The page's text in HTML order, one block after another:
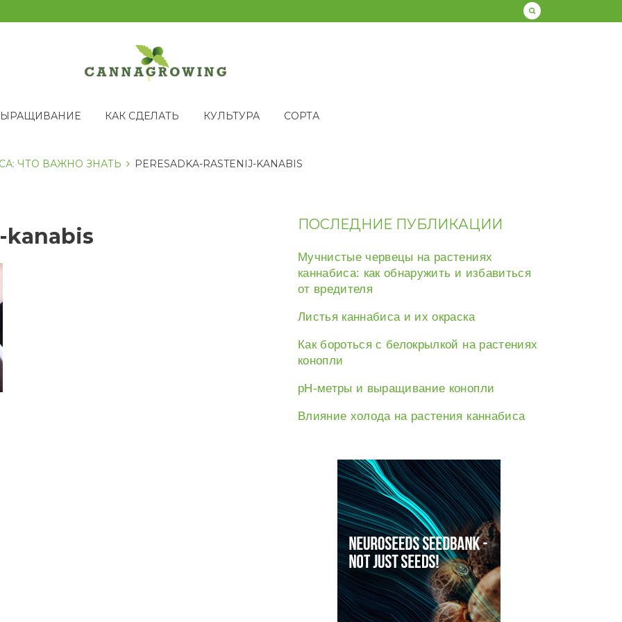
КАК СДЕЛАТЬ КУЛЬТУРА СОРТА
ЧТО ВАЖНО ЗНАТЬ PERESADKA-RASTENIJ-KANABIS
kanabis ПОСЛЕДНИЕ ПУБЛИКАЦИИ
Мучнистые червецы на растениях
каннабиса: как обнаружить и избавиться
от вредителя
Листья каннабиса и их окраска
Как бороться с белокрылкой на растениях
конопли
рН-метры и выращивание конопли
Влияние холода на растения каннабиса